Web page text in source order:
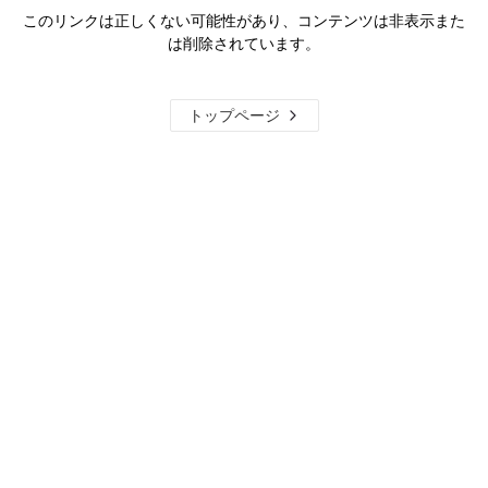
このリンクは正しくない可能性があり、コンテンツは非表示また
は削除されています。
トップページ